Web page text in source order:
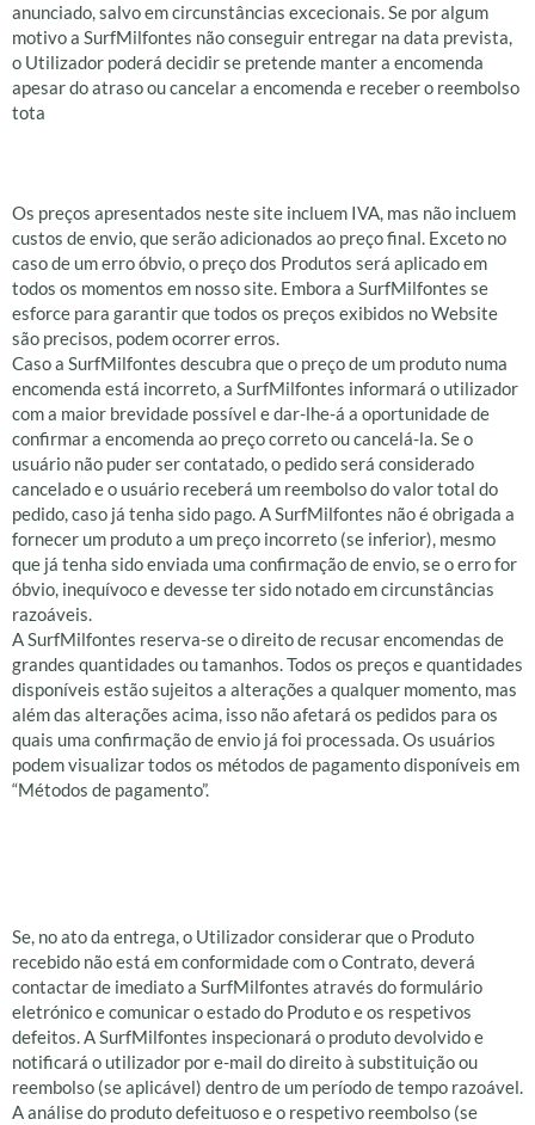
anunciado, salvo em circunstâncias excecionais. Se por algum
motivo a SurfMilfontes não conseguir entregar na data prevista,
o Utilizador poderá decidir se pretende manter a encomenda
apesar do atraso ou cancelar a encomenda e receber o reembolso
tota
Os preços apresentados neste site incluem IVA, mas não incluem
custos de envio, que serão adicionados ao preço final. Exceto no
caso de um erro óbvio, o preço dos Produtos será aplicado em
todos os momentos em nosso site. Embora a SurfMilfontes se
esforce para garantir que todos os preços exibidos no Website
são precisos, podem ocorrer erros.
Caso a SurfMilfontes descubra que o preço de um produto numa
encomenda está incorreto, a SurfMilfontes informará o utilizador
com a maior brevidade possível e dar-lhe-á a oportunidade de
confirmar a encomenda ao preço correto ou cancelá-la. Se o
usuário não puder ser contatado, o pedido será considerado
cancelado e o usuário receberá um reembolso do valor total do
pedido, caso já tenha sido pago. A SurfMilfontes não é obrigada a
fornecer um produto a um preço incorreto (se inferior), mesmo
que já tenha sido enviada uma confirmação de envio, se o erro for
óbvio, inequívoco e devesse ter sido notado em circunstâncias
razoáveis.
A SurfMilfontes reserva-se o direito de recusar encomendas de
grandes quantidades ou tamanhos. Todos os preços e quantidades
disponíveis estão sujeitos a alterações a qualquer momento, mas
além das alterações acima, isso não afetará os pedidos para os
quais uma confirmação de envio já foi processada. Os usuários
podem visualizar todos os métodos de pagamento disponíveis em
“Métodos de pagamento”.
Se, no ato da entrega, o Utilizador considerar que o Produto
recebido não está em conformidade com o Contrato, deverá
contactar de imediato a SurfMilfontes através do formulário
eletrónico e comunicar o estado do Produto e os respetivos
defeitos. A SurfMilfontes inspecionará o produto devolvido e
notificará o utilizador por e-mail do direito à substituição ou
reembolso (se aplicável) dentro de um período de tempo razoável.
A análise do produto defeituoso e o respetivo reembolso (se